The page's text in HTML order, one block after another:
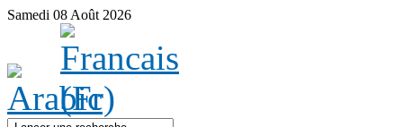
Samedi 08 Août 2026